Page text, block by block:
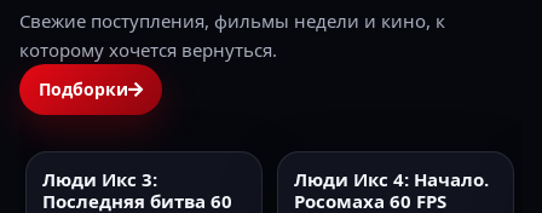
Свежие поступления, фильмы недели и кино, к
которому хочется вернуться.
Подборки
2006 60FPS
Люди Икс 3:
Последняя битва 60
2009 60FPS
Люди Икс 4: Начало.
Росомаха 60 FPS